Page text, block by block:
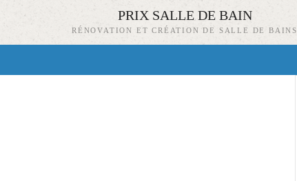
PRIX SALLE DE BAIN
RÉNOVATION ET CRÉATION DE SALLE DE BAINS